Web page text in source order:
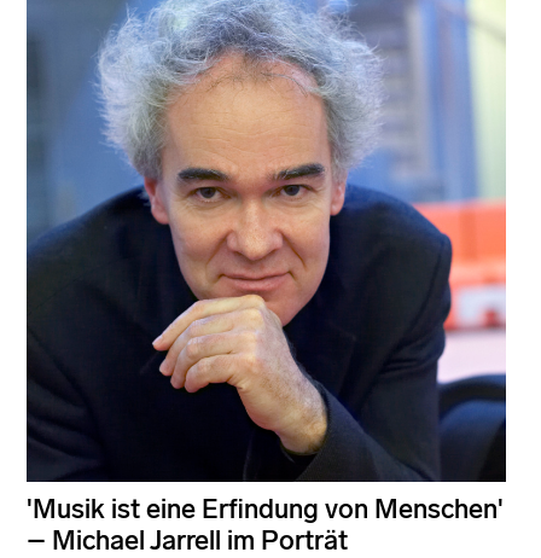
'Musik ist eine Erfindung von Menschen'
– Michael Jarrell im Porträt